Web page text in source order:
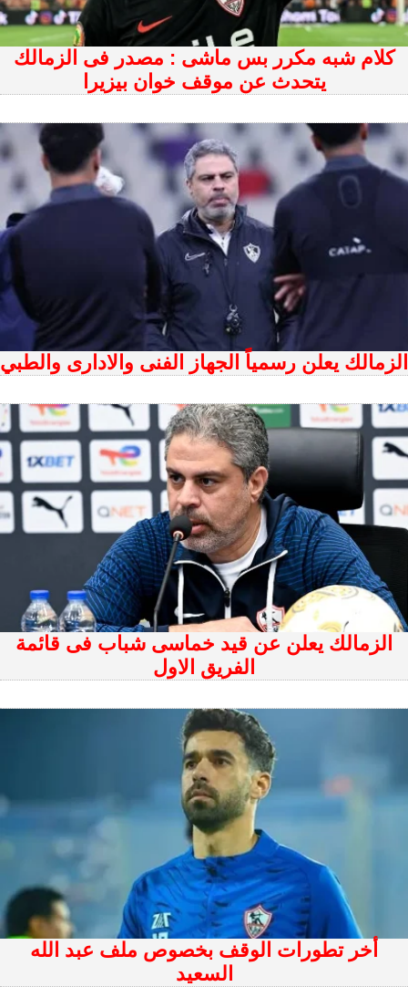
كلام شبه مكرر بس ماشى : مصدر فى الزمالك
يتحدث عن موقف خوان بيزيرا
الزمالك يعلن رسمياً الجهاز الفنى والادارى والطبي
الزمالك يعلن عن قيد خماسى شباب فى قائمة
الفريق الاول
أخر تطورات الوقف بخصوص ملف عبد الله
السعيد